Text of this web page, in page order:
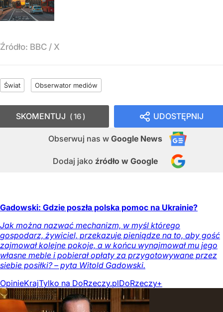
Źródło: BBC / X
Świat Obserwator mediów
UDOSTĘPNIJ
Obserwuj nas w Google News
Dodaj jako źródło w Google
SKOMENTUJ 16
Gadowski: Gdzie poszła polska pomoc na Ukrainie?
Jak można nazwać mechanizm, w myśl którego
gospodarz, żywiciel, przekazuje pieniądze na to, aby gość
zajmował kolejne pokoje, a w końcu wynajmował mu jego
własne meble i pobierał opłaty za przygotowywane przez
siebie posiłki? – pyta Witold Gadowski.
OpinieKrajTylko na DoRzeczy.plDoRzeczy+